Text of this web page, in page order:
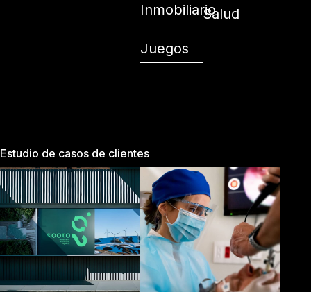
Inmobiliario
Juegos
Salud
Estudio de casos de clientes